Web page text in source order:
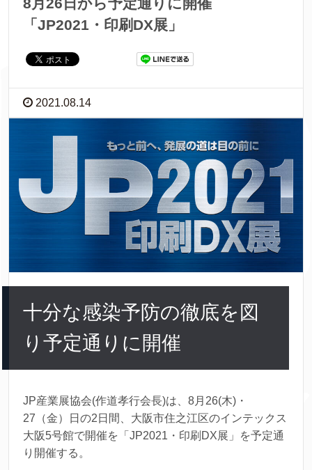
「JP2021・印刷DX展」
2021.08.14
十分な感染予防の徹底を図
り予定通りに開催
JP産業展協会(作道孝行会長)は、8月26(木)・
27（金）日の2日間、大阪市住之江区のインテックス
大阪5号館で開催を「JP2021・印刷DX展」を予定通
り開催する。